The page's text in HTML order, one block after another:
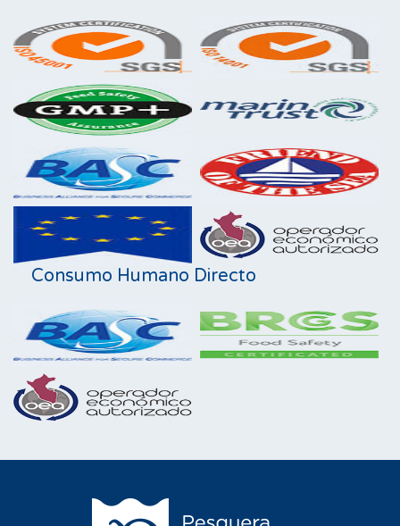
Consumo Humano Directo